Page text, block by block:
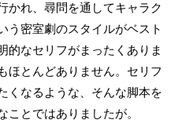
かれ、尋問を通してキャラク
う密室劇のスタイルがベスト
的なセリフがまったくありま
ほとんどありません。セリフ
くなるような、そんな脚本を
ことではありましたが。